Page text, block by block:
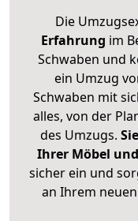
Die
Erfahrung im
Schwaben und
ein Umzug
Schwaben mit
alles, von der
des Umzugs.
Ihrer Möbel
sicher ein und
an Ihrem